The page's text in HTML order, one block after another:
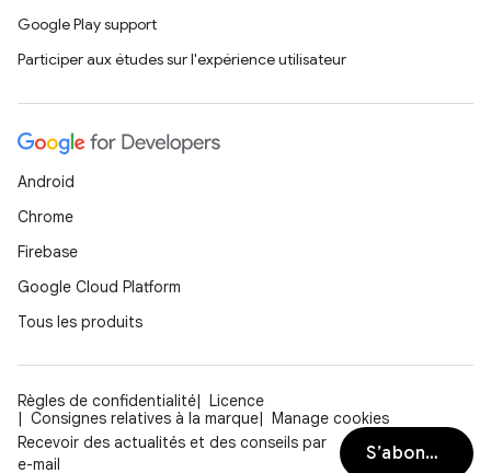
Google Play support
Participer aux études sur l'expérience utilisateur
Android
Chrome
Firebase
Google Cloud Platform
Tous les produits
Règles de confidentialité
Licence
Consignes relatives à la marque
Manage cookies
Recevoir des actualités et des conseils par
e-mail
S’abonner